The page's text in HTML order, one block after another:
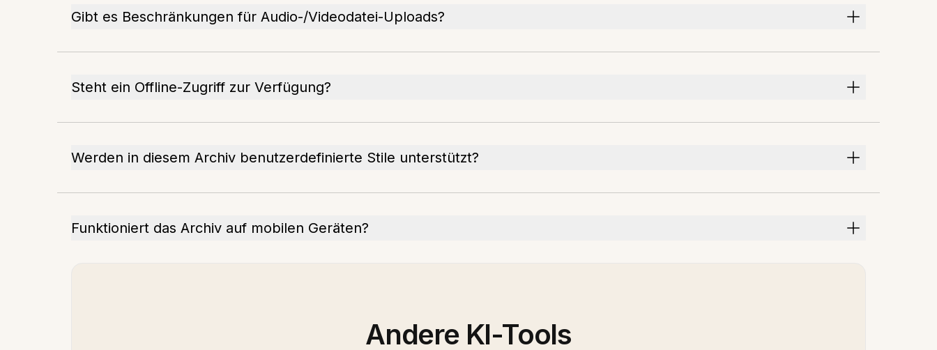
Gibt es Beschränkungen für Audio-/Videodatei-Uploads?
Steht ein Offline-Zugriff zur Verfügung?
Werden in diesem Archiv benutzerdefinierte Stile unterstützt?
Funktioniert das Archiv auf mobilen Geräten?
Andere KI-Tools